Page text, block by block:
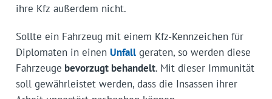
ihre Kfz außerdem nicht.
Sollte ein Fahrzeug mit einem Kfz-Kennzeichen für
Diplomaten in einen Unfallgeraten, so werden diese
Fahrzeuge bevorzugt behandelt. Mit dieser Immunität
soll gewährleistet werden, dass die Insassen ihrer